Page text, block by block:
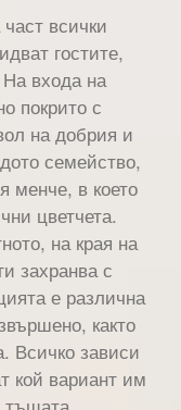
всички
гостите,
На входа на
покрито с
на добрия и
семейство,
менче, в което
цветчета.
на края на
захранва с
е различна
както
Всичко зависи
кой вариант им